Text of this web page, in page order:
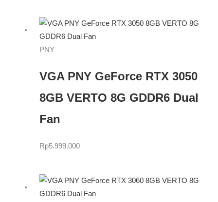
PNY
VGA PNY GeForce RTX 3050
8GB VERTO 8G GDDR6 Dual
Fan
Rp5.999.000